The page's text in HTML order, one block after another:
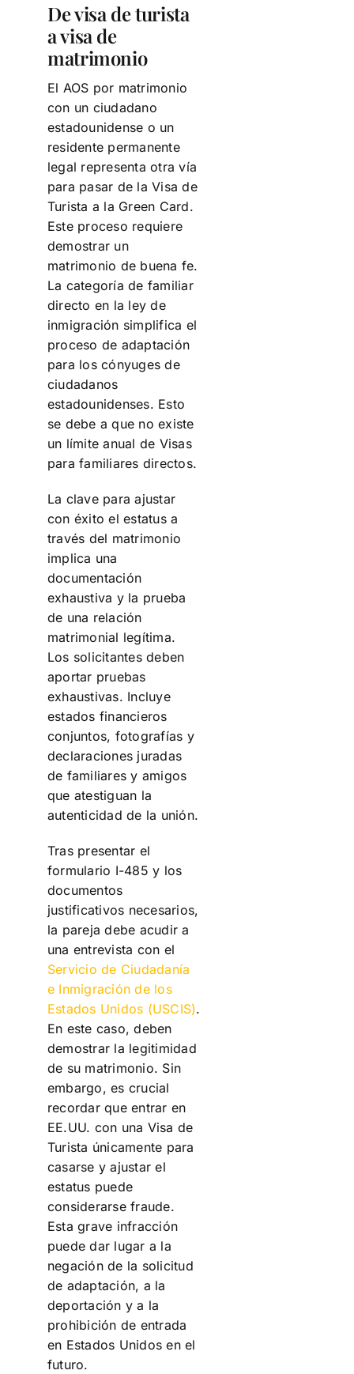
De visa de turista
a visa de
matrimonio
El AOS por matrimonio
con un ciudadano
estadounidense o un
residente permanente
legal representa otra vía
para pasar de la Visa de
Turista a la Green Card.
Este proceso requiere
demostrar un
matrimonio de buena fe.
La categoría de familiar
directo en la ley de
inmigración simplifica el
proceso de adaptación
para los cónyuges de
ciudadanos
estadounidenses. Esto
se debe a que no existe
un límite anual de Visas
para familiares directos.
La clave para ajustar
con éxito el estatus a
través del matrimonio
implica una
documentación
exhaustiva y la prueba
de una relación
matrimonial legítima.
Los solicitantes deben
aportar pruebas
exhaustivas. Incluye
estados financieros
conjuntos, fotografías y
declaraciones juradas
de familiares y amigos
que atestiguan la
autenticidad de la unión.
Tras presentar el
formulario I-485 y los
documentos
justificativos necesarios,
la pareja debe acudir a
una entrevista con el
Servicio de Ciudadanía
e Inmigración de los
Estados Unidos (USCIS).
En este caso, deben
demostrar la legitimidad
de su matrimonio. Sin
embargo, es crucial
recordar que entrar en
EE.UU. con una Visa de
Turista únicamente para
casarse y ajustar el
estatus puede
considerarse fraude.
Esta grave infracción
puede dar lugar a la
negación de la solicitud
de adaptación, a la
deportación y a la
prohibición de entrada
en Estados Unidos en el
futuro.